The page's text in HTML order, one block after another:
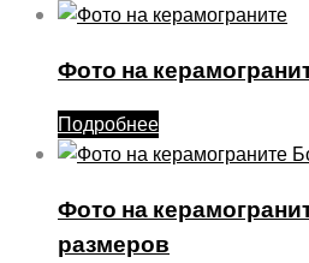
Фото на
Подробнее
Фото на
размеров